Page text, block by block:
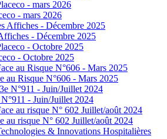
- mars 2026
- Décembre 2025
- Octobre 2025
au Risque N°606 - Mars 2025
- Juin/Juillet 2024
au risque N° 602 Juillet/août 2024